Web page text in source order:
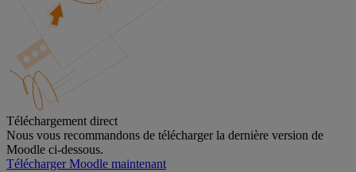
Téléchargement direct
Nous vous recommandons de télécharger la dernière version de
Moodle ci-dessous.
Télécharger Moodle maintenant